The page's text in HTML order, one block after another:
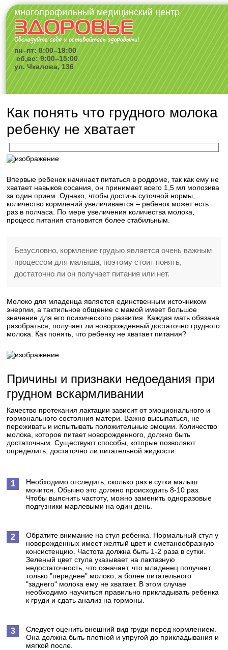
многопрофильный медицинский центр
пн–пт: 8:00–19:00
сб,вс: 9:00–15:00
ул. Чкалова, 136
Как понять что грудного молока
ребенку не хватает
Впервые ребенок начинает питаться в роддоме, так как ему не
хватает навыков сосания, он принимает всего 1,5 мл молозива
за один прием. Однако, чтобы достичь суточной нормы,
количество кормлений увеличивается – ребенок может есть
раз в полчаса. По мере увеличения количества молока,
процесс питания становится более стабильным.
Безусловно, кормление грудью является очень важным
процессом для малыша, поэтому стоит понять,
достаточно ли он получает питания или нет.
Молоко для младенца является единственным источником
энергии, а тактильное общение с мамой имеет большое
значение для его психического развития. Каждая мать обязана
разобраться, получает ли новорожденный достаточно грудного
молока. Как понять, что ребенку не хватает питания?
Причины и признаки недоедания при
грудном вскармливании
Качество протекания лактации зависит от эмоционального и
гормонального состояния матери. Важно высыпаться, не
переживать и испытывать положительные эмоции. Количество
молока, которое питает новорожденного, должно быть
достаточным. Существуют способы, которые позволяют
определить, достаточно ли питательной жидкости.
Необходимо отследить, сколько раз в сутки малыш
мочится. Обычно это должно происходить 8-10 раз.
Чтобы выяснить частоту, можно заменить одноразовые
подгузники марлевыми на один день.
Обратите внимание на стул ребенка. Нормальный стул у
новорожденных имеет желтый цвет и сметанообразную
консистенцию. Частота должна быть 1-2 раза в сутки.
Зеленый цвет стула указывает на лактазную
недостаточность, что означает, что младенец получает
только "переднее" молоко, а более питательного
"заднего" молока ему не хватает. В этом случае
необходимо научиться правильно прикладывать ребенка
к груди и сдать анализ на гормоны.
Следует оценить внешний вид груди перед кормлением.
Она должна быть плотной и упругой до прикладывания и
мягкой после.